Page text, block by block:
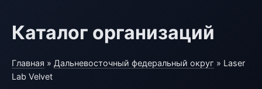
Каталог организаций
Главная » Дальневосточный федеральный округ » Laser
Lab Velvet